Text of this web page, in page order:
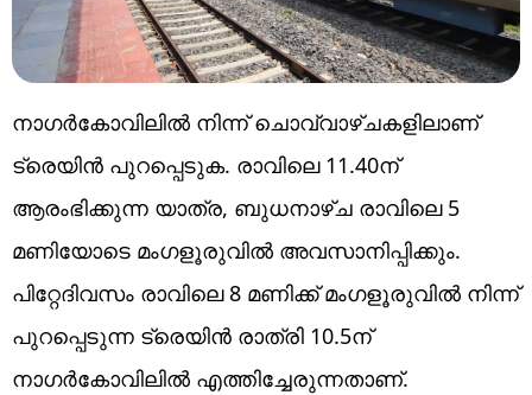
നാഗര്‍കോവിലില്‍ നിന്ന് ചൊവ്വാഴ്ചകളിലാണ്
ട്രെയിന്‍ പുറപ്പെടുക. രാവിലെ 11.40ന്
ആരംഭിക്കുന്ന യാത്ര, ബുധനാഴ്ച രാവിലെ 5
മണിയോടെ മംഗളൂരുവില്‍ അവസാനിപ്പിക്കും.
പിറ്റേദിവസം രാവിലെ 8 മണിക്ക് മംഗളൂരുവില്‍ നിന്ന്
പുറപ്പെടുന്ന ട്രെയിന്‍ രാത്രി 10.5ന്
നാഗര്‍കോവിലില്‍ എത്തിച്ചേരുന്നതാണ്.